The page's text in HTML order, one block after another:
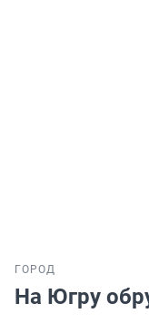
ГОРОД
На Югру